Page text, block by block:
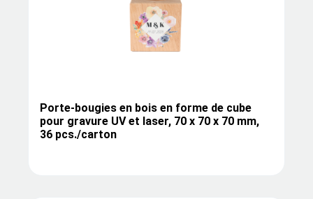
Porte-bougies en bois en forme de cube
pour gravure UV et laser, 70 x 70 x 70 mm,
36 pcs./carton